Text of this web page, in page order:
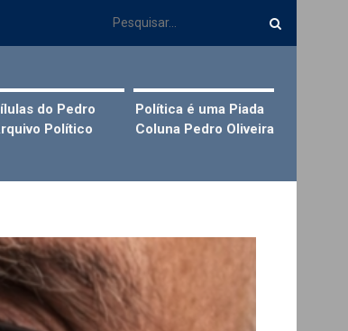
do Pedro
Político
Política é uma Piada
Coluna Pedro Oliveira